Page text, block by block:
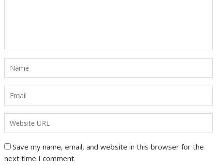
Save my name, email, and website in this browser for the
next time I comment.